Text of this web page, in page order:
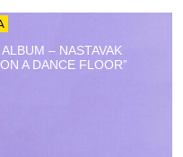
– NASTAVAK
A DANCE FLOOR”